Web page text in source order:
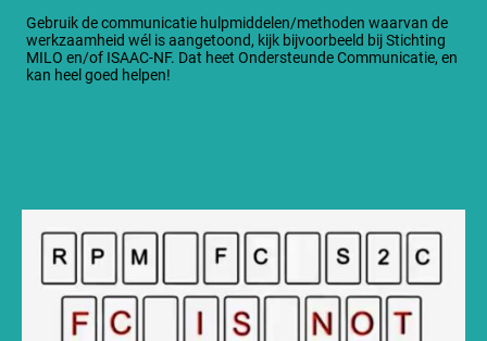
Gebruik de communicatie hulpmiddelen/methoden waarvan de
werkzaamheid wél is aangetoond, kijk bijvoorbeeld bij Stichting
MILO en/of ISAAC-NF. Dat heet Ondersteunde Communicatie, en
kan heel goed helpen!